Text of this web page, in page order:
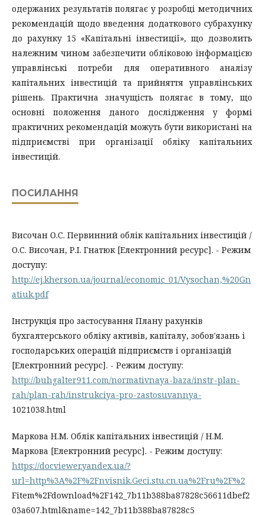
одержаних результатів полягає у розробці методичних
рекомендацій щодо введення додаткового субрахунку
до рахунку 15 «Капітальні інвестиції», що дозволить
належним чином забезпечити обліковою інформацією
управлінські потреби для оперативного аналізу
капітальних інвестицій та прийняття управлінських
рішень. Практична значущість полягає в тому, що
основні положення даного дослідження у формі
практичних рекомендацій можуть бути використані на
підприємстві при організації обліку капітальних
інвестицій.
ПОСИЛАННЯ
Височан О.С. Первинний облік капітальних інвестицій /
О.С. Височан, Р.І. Гнатюк [Електронний ресурс]. - Режим
доступу:
http://ej.kherson.ua/journal/economic_01/Vysochan,%20Gn
atiuk.pdf
Інструкція про застосування Плану рахунків
бухгалтерського обліку активів, капіталу, зобов'язань і
господарських операцій підприємств і організацій
[Електронний ресурс]. - Режим доступу:
http://buhgalter911.com/normativnaya-baza/instr-plan-
rah/plan-rah/instrukciya-pro-zastosuvannya-
1021038.html
Маркова Н.М. Облік капітальних інвестицій / Н.М.
Маркова [Електронний ресурс]. - Режим доступу:
https://docviewer.yandex.ua/?
url=http%3A%2F%2Fnvisnik.Geci.stu.cn.ua%2Fru%2F%2
Fitem%2Fdownload%2F142_7b11b388ba87828c56611dbef2
03a607.html&name=142_7b11b388ba87828c5